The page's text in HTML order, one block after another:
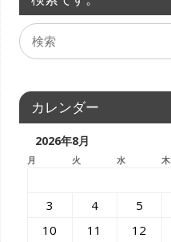
カレンダー
2026年8月
月 火 水 木
3
4 5
10
11 12